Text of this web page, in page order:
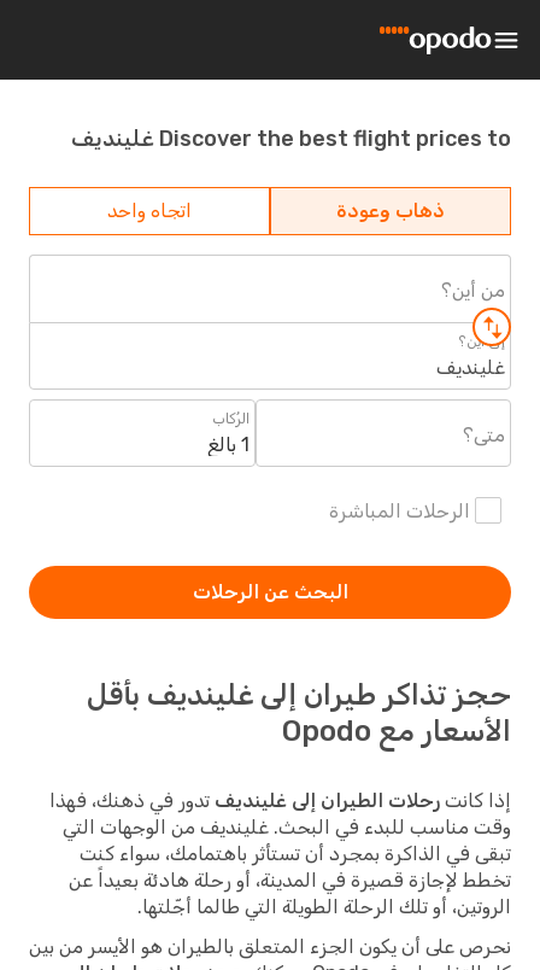
Discover the best flight prices to غلينديف
ذهاب وعودة اتجاه واحد
من أين؟
إلى أين؟
غلينديف
متى؟
الرُكاب
1 بالغ
الرحلات المباشرة
البحث عن الرحلات
حجز تذاكر طيران إلى غلينديف بأقل
الأسعار مع Opodo
إذا كانت رحلات الطيران إلى غلينديف تدور في ذهنك، فهذا
وقت مناسب للبدء في البحث. غلينديف من الوجهات التي
تبقى في الذاكرة بمجرد أن تستأثر باهتمامك، سواء كنت
تخطط لإجازة قصيرة في المدينة، أو رحلة هادئة بعيداً عن
الروتين، أو تلك الرحلة الطويلة التي طالما أجّلتها.
نحرص على أن يكون الجزء المتعلق بالطيران هو الأيسر من بين